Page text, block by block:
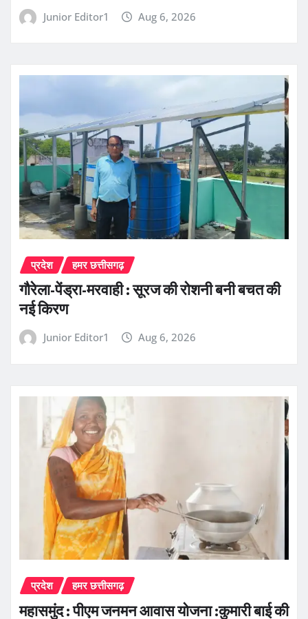
Junior Editor1 Aug 6, 2026
प्रदेश हमर छत्तीसगढ़
गौरेला-पेंड्रा-मरवाही : सूरज की रोशनी बनी बचत की
नई किरण
Junior Editor1 Aug 6, 2026
प्रदेश हमर छत्तीसगढ़
महासमुंद : पीएम जनमन आवास योजना :कुमारी बाई की